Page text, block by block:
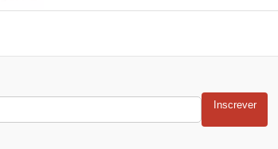
Inscrever